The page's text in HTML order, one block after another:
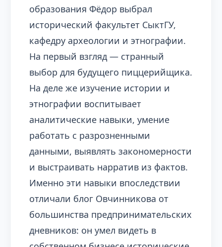
образования Фёдор выбрал
исторический факультет СыктГУ,
кафедру археологии и этнографии.
На первый взгляд — странный
выбор для будущего пиццерийщика.
На деле же изучение истории и
этнографии воспитывает
аналитические навыки, умение
работать с разрозненными
данными, выявлять закономерности
и выстраивать нарратив из фактов.
Именно эти навыки впоследствии
отличали блог Овчинникова от
большинства предпринимательских
дневников: он умел видеть в